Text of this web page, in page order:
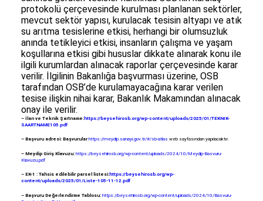
protokolü çerçevesinde kurulması planlanan sektörler,
mevcut sektör yapısı, kurulacak tesisin altyapı ve atık
su arıtma tesislerine etkisi, herhangi bir olumsuzluk
anında tetikleyici etkisi, insanların çalışma ve yaşam
koşullarına etkisi gibi hususlar dikkate alınarak konu ile
ilgili kurumlardan alınacak raporlar çerçevesinde karar
verilir. İlgilinin Bakanlığa başvurması üzerine, OSB
tarafından OSB’de kurulamayacağına karar verilen
tesise ilişkin nihai karar, Bakanlık Makamından alınacak
onay ile verilir.
– İlan ve Teknik Şartname:https://beysehirosb.org/wp-content/uploads/2025/01/TEKNIK-
SAARTNAME105.pdf
– Başvuru adresi: Başvurular https://meydip.sanayi.gov.tr/#/sb-atlas web sayfasından yapılacaktır.
– Meydip Giriş Klavuzu: https://beysehirosb.org/wp-content/uploads/2024/10/Meydip-Basvuru-
Klavuzu.pdf
– EK-1 : Tahsis edilebilir parsel listesi:https://beysehirosb.org/wp-
content/uploads/2025/01/Liste-105-11-12.pdf
– Başvuru Değerlendirme Tablosu: https://beysehirosb.org/wp-content/uploads/2024/10/Basvuru-